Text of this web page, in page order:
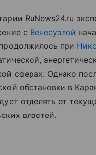
RuNews24.ru
с Венесуэлой
при
сферах. Однако
обстановки в
отделять от
властей.